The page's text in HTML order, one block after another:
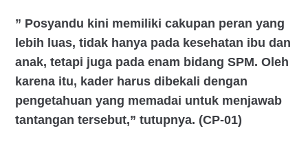
” Posyandu kini memiliki cakupan peran yang
lebih luas, tidak hanya pada kesehatan ibu dan
anak, tetapi juga pada enam bidang SPM. Oleh
karena itu, kader harus dibekali dengan
pengetahuan yang memadai untuk menjawab
tantangan tersebut,” tutupnya. (CP-01)